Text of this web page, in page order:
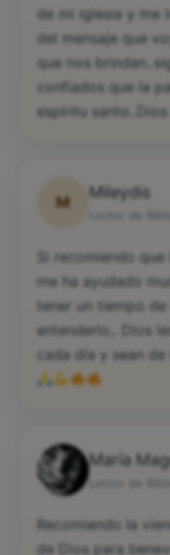
de mi iglesia y me
del mensaje que
que nos
confiados que la
espíritu santo..Dios
M
Mileydis
Si recomiendo
me ha ayudado
tener un tiempo
entenderlo,. Dios
cada día y sean
María
Recomiendo la
de Dios para